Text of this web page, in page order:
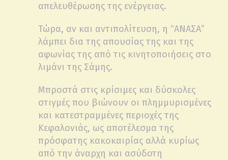
απελευθέρωσης της ενέργειας.
Τώρα, αν και αντιπολίτευση, η “ΑΝΑΣΑ”
λάμπει δια της απουσίας της και της
αφωνίας της από τις κινητοποιήσεις στο
λιμάνι της Σάμης.
Μπροστά στις κρίσιμες και δύσκολες
στιγμές που βιώνουν οι πλημμυρισμένες
και κατεστραμμένες περιοχές της
Κεφαλονιάς, ως αποτέλεσμα της
πρόσφατης κακοκαιρίας αλλά κυρίως
από την άναρχη και ασύδοτη